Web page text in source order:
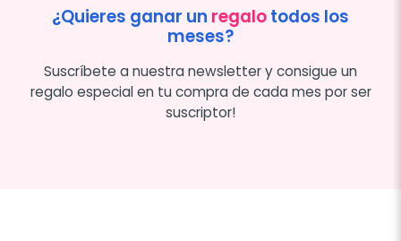
¿Quieres ganar un regalotodos los
meses?
Suscríbete a nuestra newsletter y consigue un
regalo especial en tu compra de cada mes por ser
suscriptor!